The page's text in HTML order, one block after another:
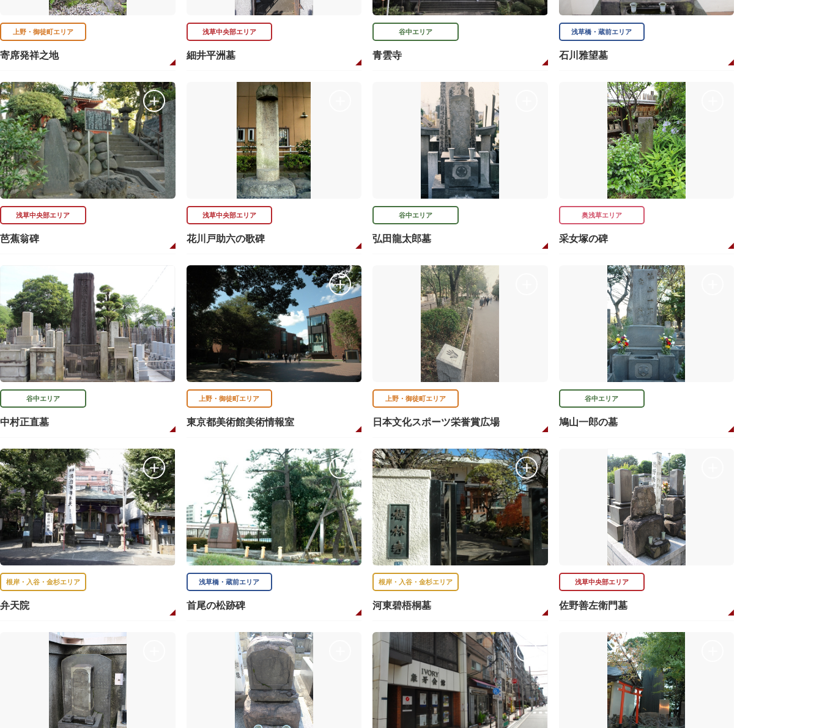
上野・御徒町エリア
寄席発祥之地
浅草中央部エリア
細井平洲墓
谷中エリア
青雲寺
浅草橋・蔵前エリア
石川雅望墓
浅草中央部エリア
芭蕉翁碑
浅草中央部エリア
花川戸助六の歌碑
谷中エリア
弘田龍太郎墓
奥浅草エリア
采女塚の碑
谷中エリア
中村正直墓
上野・御徒町エリア
東京都美術館美術情報室
上野・御徒町エリア
日本文化スポーツ栄誉賞広場
谷中エリア
鳩山一郎の墓
根岸・入谷・金杉エリア
弁天院
浅草橋・蔵前エリア
首尾の松跡碑
根岸・入谷・金杉エリア
河東碧梧桐墓
浅草中央部エリア
佐野善左衛門墓